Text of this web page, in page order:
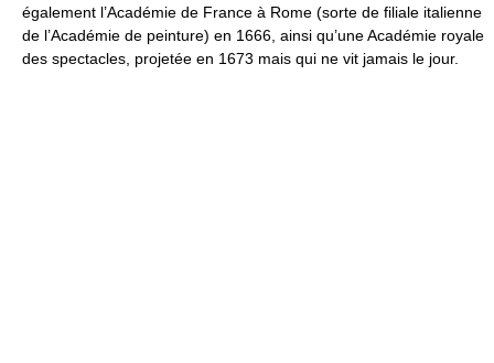
également l’Académie de France à Rome (sorte de filiale italienne
de l’Académie de peinture) en 1666, ainsi qu’une Académie royale
des spectacles, projetée en 1673 mais qui ne vit jamais le jour.